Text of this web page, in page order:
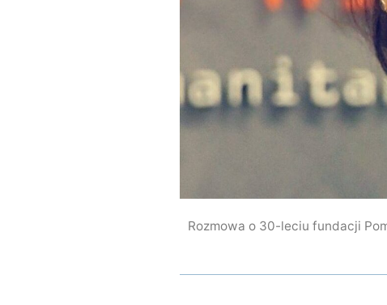
Rozmowa o 30-leciu fundacji